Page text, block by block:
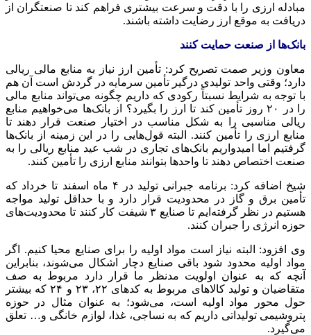
مبادله ارزی را با دقت و سرعت بیشتری فراهم کند تا صنعتگران از
دریافت به موقع ارز رضایت داشته باشند.
بانک‌ها از صنعت حمایت کنند
معاون وزیر صمت تصریح کرد: تأمین ارز نیاز به منابع مالی ریالی
دارد؛ وقتی واحد تولیدی درگیر تأمین سرمایه در گردش است آن هم
با توجه به شرایط نسبتاً رکودی که داریم چگونه می‌تواند منابع مالی
را در ۲۰ روز تأمین کند تا ارز را بگیرد؟ از بانک‌ها می‌خواهیم منابع
ریالی مناسبی را به شکل مناسب در اختیار صنعت قرار دهند تا
منابع ارزی را تأمین کنند. البته قول‌هایی را در این زمینه از بانک‌ها
گرفتیم اما امیدواریم بانک‌های تجاری در شب عید منابع ریالی را به
صنعت اختصاص دهند تا واحدها بتوانند منابع ارزی را تأمین کنند.
شیخ اضافه کرد: برنامه جبرانی تولید در ۴ ماه اسفند تا خرداد که
تأمین برق و گاز در محدودیت قرار دارد و با حداقل تولید مواجه
هستیم در نظر گرفته‌ایم تا صنایع ۳ شیفت کار کنند تا محدودیت‌های
حوزه انرژی را جبران کنند.
وی افزود: البته نیاز است مواد اولیه را برای صنایع محیا کنیم. اگر
مواد اولیه محدود شود باقی صنایع دچار اشکال می‌شوند، بنابراین
آنچه که به عنوان اولویت مدنظر ما قرار دارد مربوط به صف
متقاضیان و تولید کالاهای مربوط به کدهای ۲۲، ۲۳ و ۲۴ که بیشتر
حول محور مواد اولیه است، می‌شود؛ به عنوان مثال در حوزه
پتروشیمی تولیداتی داریم که به نساجی، غذا، لوازم خانگی و… تعلق
می‌گیرد.